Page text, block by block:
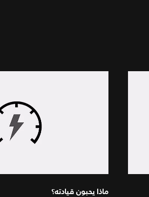
ماذا يحبون قيادته؟